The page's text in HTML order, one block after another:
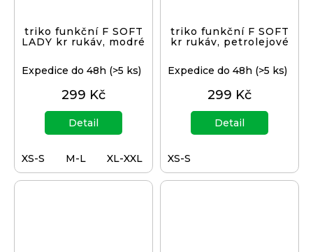
triko funkční F SOFT
LADY kr rukáv, modré
Expedice do 48h (>5 ks)
299 Kč
Detail
XS-S M-L XL-XXL
triko funkční F SOFT
kr rukáv, petrolejové
Expedice do 48h (>5 ks)
299 Kč
Detail
XS-S